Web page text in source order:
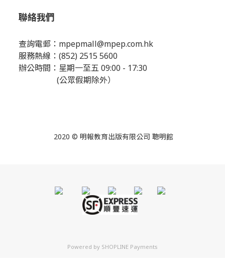
聯絡我們
查詢電郵： mpepmall@mpep.com.hk
服務熱線：(852) 2515 5600
辦公時間：星期一至五 09:00 - 17:30
(公眾假期除外）
2020 © 明報教育出版有限公司 聰明館
Powered by SHOPLINE Payments